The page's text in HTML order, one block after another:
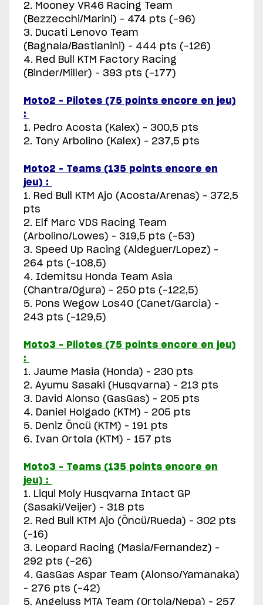
2. Mooney VR46 Racing Team
(Bezzecchi/Marini) – 474 pts (-96)
3. Ducati Lenovo Team
(Bagnaia/Bastianini) – 444 pts (-126)
4. Red Bull KTM Factory Racing
(Binder/Miller) – 393 pts (-177)
Moto2 – Pilotes (75 points encore en jeu)
:
1. Pedro Acosta (Kalex) – 300,5 pts
2. Tony Arbolino (Kalex) – 237,5 pts
Moto2 – Teams (135 points encore en
jeu) :
1. Red Bull KTM Ajo (Acosta/Arenas) – 372,5
pts
2. Elf Marc VDS Racing Team
(Arbolino/Lowes) – 319,5 pts (-53)
3. Speed Up Racing (Aldeguer/Lopez) –
264 pts (-108,5)
4. Idemitsu Honda Team Asia
(Chantra/Ogura) – 250 pts (-122,5)
5. Pons Wegow Los40 (Canet/Garcia) –
243 pts (-129,5)
Moto3 – Pilotes (75 points encore en jeu)
:
1. Jaume Masia (Honda) – 230 pts
2. Ayumu Sasaki (Husqvarna) – 213 pts
3. David Alonso (GasGas) – 205 pts
4. Daniel Holgado (KTM) – 205 pts
5. Deniz Öncü (KTM) – 191 pts
6. Ivan Ortola (KTM) – 157 pts
Moto3 – Teams (135 points encore en
jeu) :
1. Liqui Moly Husqvarna Intact GP
(Sasaki/Veijer) – 318 pts
2. Red Bull KTM Ajo (Öncü/Rueda) – 302 pts
(-16)
3. Leopard Racing (Masia/Fernandez) –
292 pts (-26)
4. GasGas Aspar Team (Alonso/Yamanaka)
– 276 pts (-42)
5. Angeluss MTA Team (Ortola/Nepa) – 257